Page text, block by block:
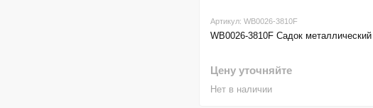
Артикул: WB0026-3810F
WB0026-3810F Садок
Цену уточняйте
Нет в наличии